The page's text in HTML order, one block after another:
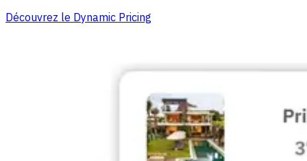
Découvrez le Dynamic Pricing